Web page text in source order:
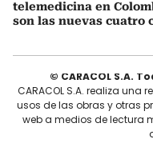
telemedicina en
son las nuevas cuatro
© CARACOL S.A.
CARACOL S.A. realiza una
usos de las obras y otras
web a medios de lectura